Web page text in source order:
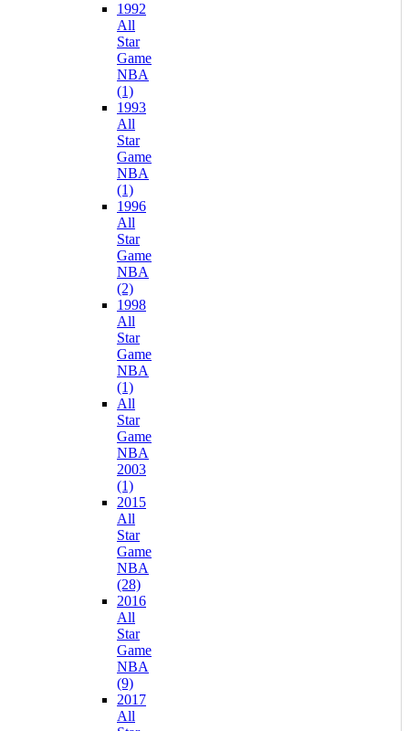
1992
All
Star
Game
NBA
(1)
1993
All
Star
Game
NBA
(1)
1996
All
Star
Game
NBA
(2)
1998
All
Star
Game
NBA
(1)
All
Star
Game
NBA
2003
(1)
2015
All
Star
Game
NBA
(28)
2016
All
Star
Game
NBA
(9)
2017
All